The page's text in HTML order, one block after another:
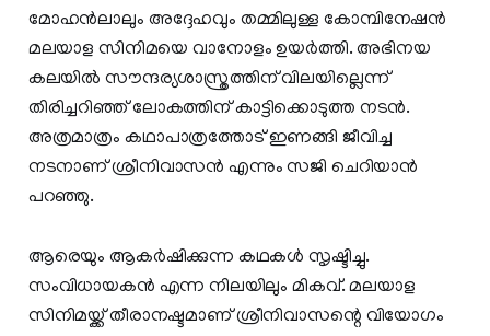
മോഹന്‍ലാലും അദ്ദേഹവും തമ്മിലുള്ള കോമ്പിനേഷന്‍
മലയാള സിനിമയെ വാനോളം ഉയര്‍ത്തി. അഭിനയ
കലയില്‍ സൗന്ദര്യശാസ്ത്രത്തിന് വിലയില്ലെന്ന്
തിരിച്ചറിഞ്ഞ് ലോകത്തിന് കാട്ടിക്കൊടുത്ത നടന്‍.
അത്രമാത്രം കഥാപാത്രത്തോട് ഇണങ്ങി ജീവിച്ച
നടനാണ് ശ്രീനിവാസന്‍ എന്നും സജി ചെറിയാന്‍
പറഞ്ഞു.
ആരെയും ആകര്‍ഷിക്കുന്ന കഥകള്‍ സൃഷ്ടിച്ചു.
സംവിധായകന്‍ എന്ന നിലയിലും മികവ്. മലയാള
സിനിമയ്ക്ക് തീരാനഷ്ടമാണ് ശ്രീനിവാസന്റെ വിയോഗം